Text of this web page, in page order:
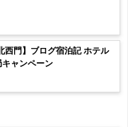
西門】ブログ宿泊記 ホテル
ャンペーン